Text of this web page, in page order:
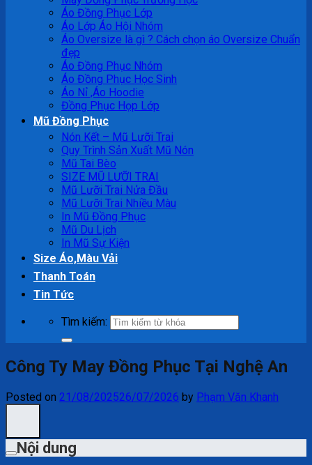
Áo Đồng Phục Lớp
Áo Lớp Áo Hội Nhóm
Áo Oversize là gì ? Cách chọn áo Oversize Chuẩn
đẹp
Áo Đồng Phục Nhóm
Áo Đồng Phục Học Sinh
Áo Nỉ ,Áo Hoodie
Đồng Phục Họp Lớp
Mũ Đồng Phục
Nón Kết – Mũ Lưỡi Trai
Quy Trình Sản Xuất Mũ Nón
Mũ Tai Bèo
SIZE MŨ LƯỠI TRAI
Mũ Lưỡi Trai Nửa Đầu
Mũ Lưỡi Trai Nhiều Màu
In Mũ Đồng Phục
Mũ Du Lịch
In Mũ Sự Kiện
Size Áo,Màu Vải
Thanh Toán
Tin Tức
Tìm kiếm:
Công Ty May Đồng Phục Tại Nghệ An
Posted on 21/08/202526/07/2026 by Phạm Văn Khanh
Nội dung